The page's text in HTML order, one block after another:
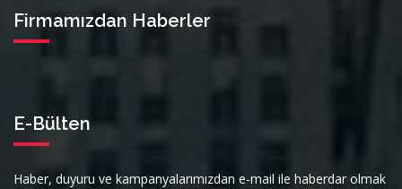
Firmamızdan Haberler
E-Bülten
Haber, duyuru ve kampanyalarımızdan e-mail ile haberdar olmak